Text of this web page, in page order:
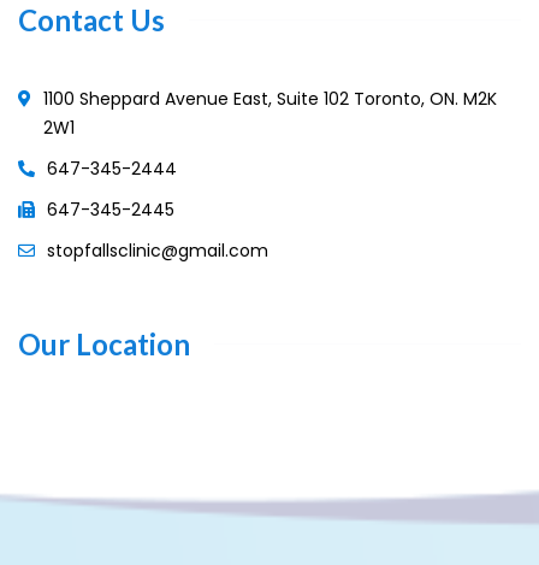
Contact Us
1100 Sheppard Avenue East, Suite 102 Toronto, ON. M2K
2W1
647-345-2444
647-345-2445
stopfallsclinic@gmail.com
Our Location